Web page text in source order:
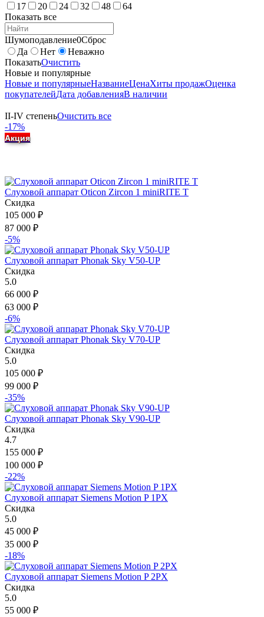
17
20 24 32 48
64
Показать все
Шумоподавление0Сброс
Да
Нет
Неважно
ПоказатьОчистить
Новые и популярные
Новые и популярныеНазваниеЦенаХиты продажОценка
покупателейДата добавленияВ наличии
II-IV степеньОчистить все
-17%
Акция
Слуховой аппарат Oticon Zircon 1 miniRITE T
Скидка
105 000 ₽
87 000 ₽
-5%
Слуховой аппарат Phonak Sky V50-UP
Скидка
5.0
66 000 ₽
63 000 ₽
-6%
Слуховой аппарат Phonak Sky V70-UP
Скидка
5.0
105 000 ₽
99 000 ₽
-35%
Слуховой аппарат Phonak Sky V90-UP
Скидка
4.7
155 000 ₽
100 000 ₽
-22%
Слуховой аппарат Siemens Motion P 1PX
Скидка
5.0
45 000 ₽
35 000 ₽
-18%
Слуховой аппарат Siemens Motion P 2PX
Скидка
5.0
55 000 ₽